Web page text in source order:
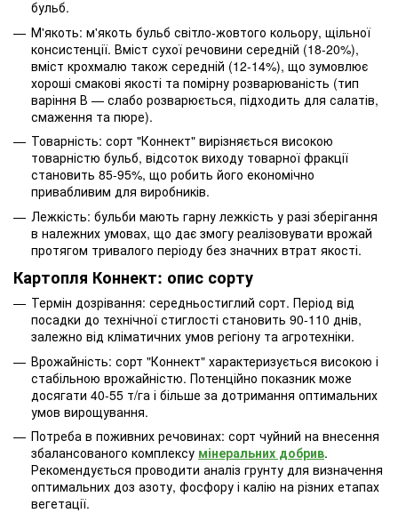
бульб.
М'якоть: м'якоть бульб світло-жовтого кольору, щільної
консистенції. Вміст сухої речовини середній (18-20%),
вміст крохмалю також середній (12-14%), що зумовлює
хороші смакові якості та помірну розварюваність (тип
варіння В — слабо розварюється, підходить для салатів,
смаження та пюре).
Товарність: сорт "Коннект" вирізняється високою
товарністю бульб, відсоток виходу товарної фракції
становить 85-95%, що робить його економічно
привабливим для виробників.
Лежкість: бульби мають гарну лежкість у разі зберігання
в належних умовах, що дає змогу реалізовувати врожай
протягом тривалого періоду без значних втрат якості.
Картопля Коннект: опис сорту
Термін дозрівання: середньостиглий сорт. Період від
посадки до технічної стиглості становить 90-110 днів,
залежно від кліматичних умов регіону та агротехніки.
Врожайність: сорт "Коннект" характеризується високою і
стабільною врожайністю. Потенційно показник може
досягати 40-55 т/га і більше за дотримання оптимальних
умов вирощування.
Потреба в поживних речовинах: сорт чуйний на внесення
збалансованого комплексу мінеральних добрив.
Рекомендується проводити аналіз грунту для визначення
оптимальних доз азоту, фосфору і калію на різних етапах
вегетації.